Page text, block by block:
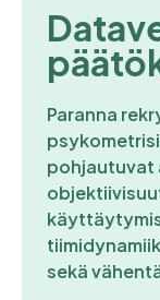
Paranna
pohjautuvat
sekä